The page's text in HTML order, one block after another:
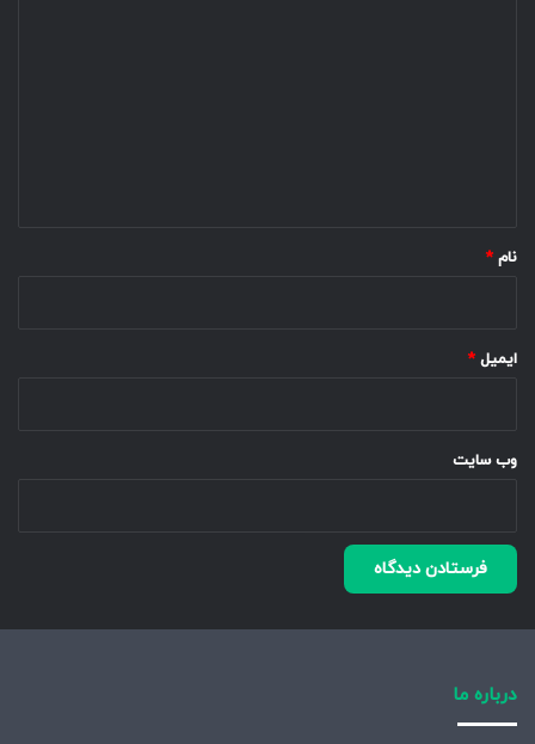
نام *
ایمیل *
وب‌ سایت
درباره ما